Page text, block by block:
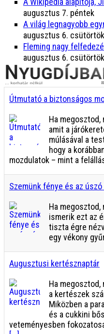
augusztus 7. péntek
A világ legnagyobb
augusztus 6. csütörtök
Fleming nagy
augusztus 6. csütörtök
Útmutató a biztonságos
Ha
amit a
múlásával a
hogy a
mozdulatok – mint a
Szemünk fénye és az
Ha megosztod,
ismerik ezt az
tiszta égre
egy vékony
Augusztusi kertésznaptár
Ha
a kertészek
Miközben a
és a cukkini
veteményesben